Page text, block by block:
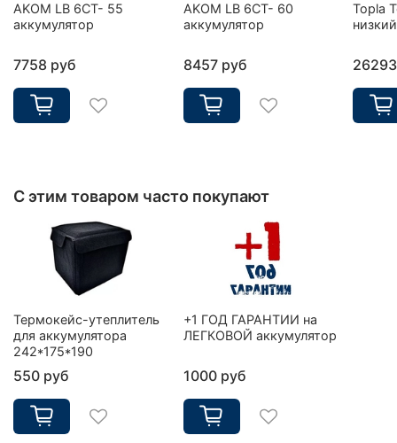
AKOM LB 6CT- 55
аккумулятор
7758 руб
AKOM LB 6CT- 60
аккумулятор
8457 руб
Topla
С этим товаром часто покупают
Термокейс-утеплитель
для аккумулятора
242*175*190
550 руб
+1 ГОД ГАРАНТИИ на
ЛЕГКОВОЙ аккумулятор
1000 руб